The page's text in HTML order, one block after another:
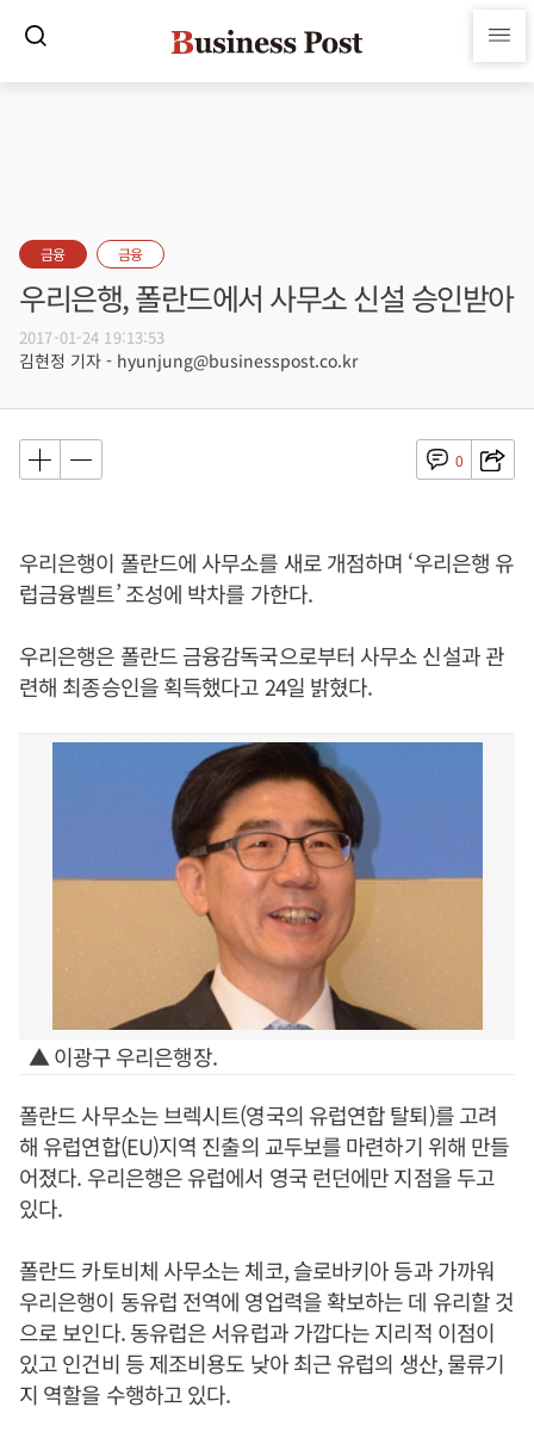
금융 금융
우리은행, 폴란드에서 사무소 신설 승인받아
2017-01-24 19:13:53
김현정 기자 - hyunjung@businesspost.co.kr
0
우리은행이 폴란드에 사무소를 새로 개점하며 ‘우리은행 유
럽금융벨트’ 조성에 박차를 가한다.
우리은행은 폴란드 금융감독국으로부터 사무소 신설과 관
련해 최종승인을 획득했다고 24일 밝혔다.
▲ 이광구 우리은행장.
폴란드 사무소는 브렉시트(영국의 유럽연합 탈퇴)를 고려
해 유럽연합(EU)지역 진출의 교두보를 마련하기 위해 만들
어졌다. 우리은행은 유럽에서 영국 런던에만 지점을 두고
있다.
폴란드 카토비체 사무소는 체코, 슬로바키아 등과 가까워
우리은행이 동유럽 전역에 영업력을 확보하는 데 유리할 것
으로 보인다. 동유럽은 서유럽과 가깝다는 지리적 이점이
있고 인건비 등 제조비용도 낮아 최근 유럽의 생산, 물류기
지 역할을 수행하고 있다.